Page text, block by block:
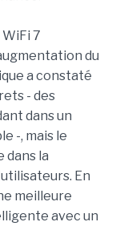
7
du
a constaté
- des
dans un
-, mais le
dans la
En
meilleure
avec un